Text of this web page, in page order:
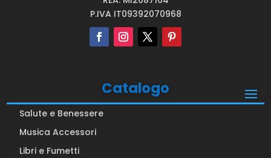
P.IVA IT09392070968
Catalogo
Salute e Benessere
Musica Accessori
Libri e Fumetti